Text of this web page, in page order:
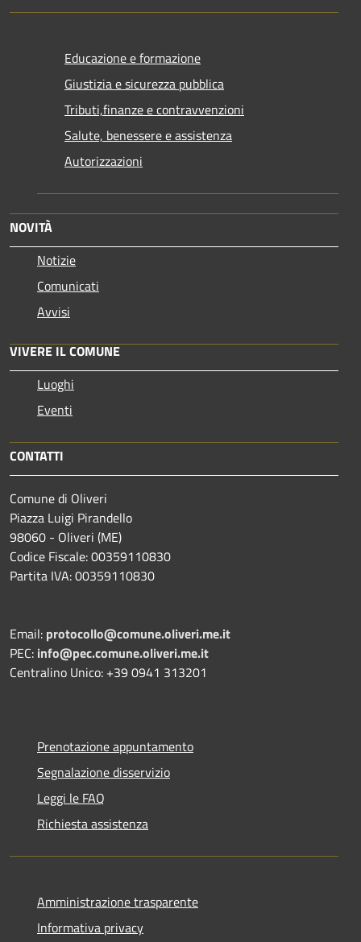
Educazione e formazione
Giustizia e sicurezza pubblica
Tributi,finanze e contravvenzioni
Salute, benessere e assistenza
Autorizzazioni
NOVITÀ
Notizie
Comunicati
Avvisi
VIVERE IL COMUNE
Luoghi
Eventi
CONTATTI
Comune di Oliveri
Piazza Luigi Pirandello
98060 - Oliveri (ME)
Codice Fiscale: 00359110830
Partita IVA: 00359110830
Email: protocollo@comune.oliveri.me.it
PEC: info@pec.comune.oliveri.me.it
Centralino Unico: +39 0941 313201
Prenotazione appuntamento
Segnalazione disservizio
Leggi le FAQ
Richiesta assistenza
Amministrazione trasparente
Informativa privacy